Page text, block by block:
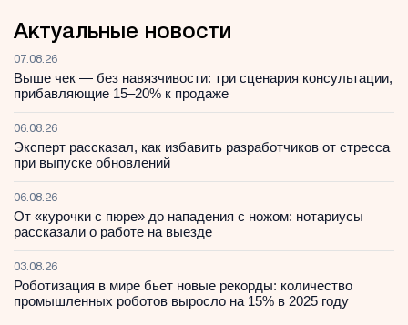
Актуальные новости
07.08.26
Выше чек — без навязчивости: три сценария консультации,
прибавляющие 15–20% к продаже
06.08.26
Эксперт рассказал, как избавить разработчиков от стресса
при выпуске обновлений
06.08.26
От «курочки с пюре» до нападения с ножом: нотариусы
рассказали о работе на выезде
03.08.26
Роботизация в мире бьет новые рекорды: количество
промышленных роботов выросло на 15% в 2025 году